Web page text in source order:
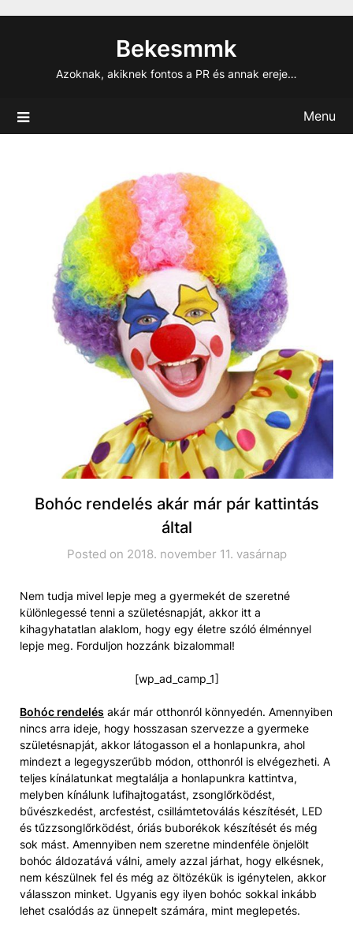
Bekesmmk
Azoknak, akiknek fontos a PR és annak ereje…
Menu
Bohóc rendelés akár már pár kattintás
által
Posted on 2018. november 11. vasárnap
Nem tudja mivel lepje meg a gyermekét de szeretné
különlegessé tenni a születésnapját, akkor itt a
kihagyhatatlan alaklom, hogy egy életre szóló élménnyel
lepje meg. Forduljon hozzánk bizalommal!
[wp_ad_camp_1]
Bohóc rendelés akár már otthonról könnyedén. Amennyiben
nincs arra ideje, hogy hosszasan szervezze a gyermeke
születésnapját, akkor látogasson el a honlapunkra, ahol
mindezt a legegyszerűbb módon, otthonról is elvégezheti. A
teljes kínálatunkat megtalálja a honlapunkra kattintva,
melyben kínálunk lufihajtogatást, zsonglőrködést,
bűvészkedést, arcfestést, csillámtetoválás készítését, LED
és tűzzsonglőrködést, óriás buborékok készítését és még
sok mást. Amennyiben nem szeretne mindenféle önjelölt
bohóc áldozatává válni, amely azzal járhat, hogy elkésnek,
nem készülnek fel és még az öltözékük is igénytelen, akkor
válasszon minket. Ugyanis egy ilyen bohóc sokkal inkább
lehet csalódás az ünnepelt számára, mint meglepetés.